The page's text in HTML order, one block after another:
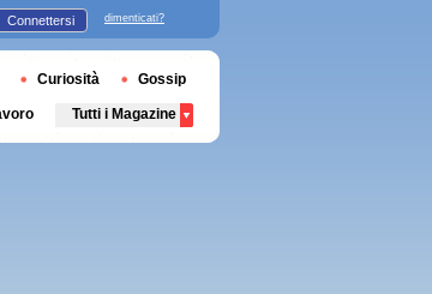
Connettersi dimenticati?
Curiosità Gossip
Tutti i Magazine